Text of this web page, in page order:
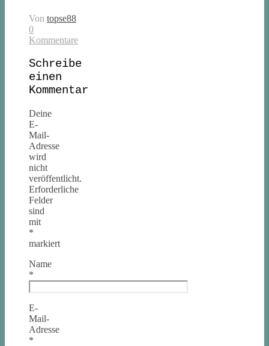
Von topse88
0
Kommentare
Schreibe
einen
Kommentar
Deine
E-
Mail-
Adresse
wird
nicht
veröffentlicht.
Erforderliche
Felder
sind
mit
*
markiert
Name
*
E-
Mail-
Adresse
*